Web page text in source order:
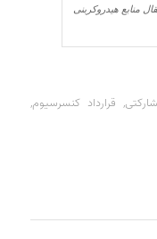
منابع هیدروکربنی
, قرارداد کنسرسیوم,